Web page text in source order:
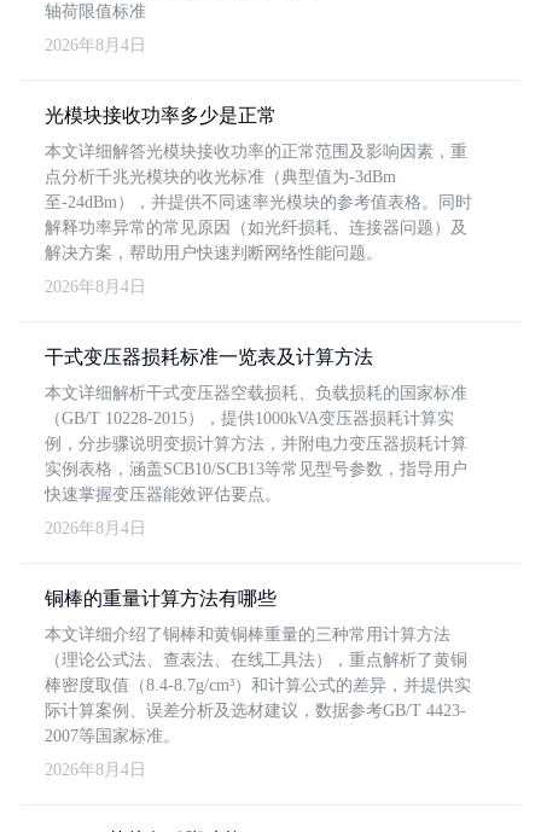
轴荷限值标准
2026年8月4日
光模块接收功率多少是正常
本文详细解答光模块接收功率的正常范围及影响因素，重
点分析千兆光模块的收光标准（典型值为-3dBm
至-24dBm），并提供不同速率光模块的参考值表格。同时
解释功率异常的常见原因（如光纤损耗、连接器问题）及
解决方案，帮助用户快速判断网络性能问题。
2026年8月4日
干式变压器损耗标准一览表及计算方法
本文详细解析干式变压器空载损耗、负载损耗的国家标准
（GB/T 10228-2015），提供1000kVA变压器损耗计算实
例，分步骤说明变损计算方法，并附电力变压器损耗计算
实例表格，涵盖SCB10/SCB13等常见型号参数，指导用户
快速掌握变压器能效评估要点。
2026年8月4日
铜棒的重量计算方法有哪些
本文详细介绍了铜棒和黄铜棒重量的三种常用计算方法
（理论公式法、查表法、在线工具法），重点解析了黄铜
棒密度取值（8.4-8.7g/cm³）和计算公式的差异，并提供实
际计算案例、误差分析及选材建议，数据参考GB/T 4423-
2007等国家标准。
2026年8月4日